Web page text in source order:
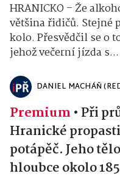
HRANICKO – Že
většina řidičů.
kolo. Přesvědčil se o
jehož večerní jízda s...
DANIEL MACHÁŇ
Premium • Při
Hranické
potápěč. Jeho
hloubce okolo